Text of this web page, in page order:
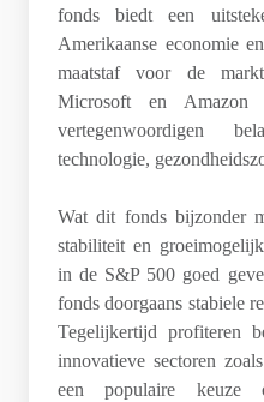
fonds biedt een
Amerikaanse economie
maatstaf voor de
Microsoft en
vertegenwoordigen
technologie,
Wat dit fonds bijzonder
stabiliteit en
in de S&P 500 goed
fonds doorgaans stabiele
Tegelijkertijd profiteren
innovatieve sectoren
een populaire keuze